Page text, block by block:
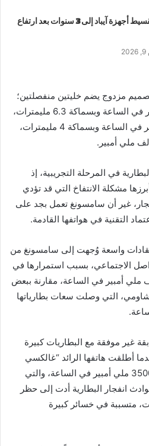
آبل تمدد تقسيط أجهزة آيباد إلى 3 سنوات بعد ارتفاع
مزدوج يضم خليتين منفصلتين؛
الأولى بسعة 12 ألف ملي أمبير في الساعة وبسماكة 6.3 مليمترات،
والثانية بسعة 8 آلاف ملي أمبير في الساعة وبسماكة 4 مليمترات،
في المرحلة التجريبية، إذ
مشكلة الانتفاخ التي قد تؤدي
غير أن سامسونغ تعمل بجد على
التقنية في هواتفها القادمة.
واسعة وُجهت إلى سامسونغ من
الاجتماعي، بسبب استمرارها في
بطاريات بسعة 5 آلاف ملي أمبير في الساعة، مقارنة ببعض
التي وصلت سعات بطارياتها
غير موفقة مع البطاريات كبيرة
إلى عام 2016، عندما أطلقت هاتفها الرائد “غالكسي
نوت 7” المزود ببطارية سعة 3500 ملي أمبير في الساعة، والتي
انفجار البطارية أدت إلى حظر
متسببة في خسائر كبيرة